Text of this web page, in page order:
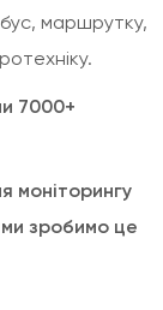
маршрутку,
7000+
моніторингу
зробимо це